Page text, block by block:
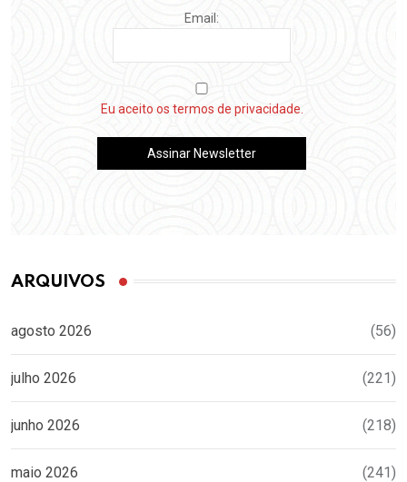
Email:
Eu aceito os termos de privacidade.
ARQUIVOS
agosto 2026 (56)
julho 2026 (221)
junho 2026 (218)
maio 2026 (241)